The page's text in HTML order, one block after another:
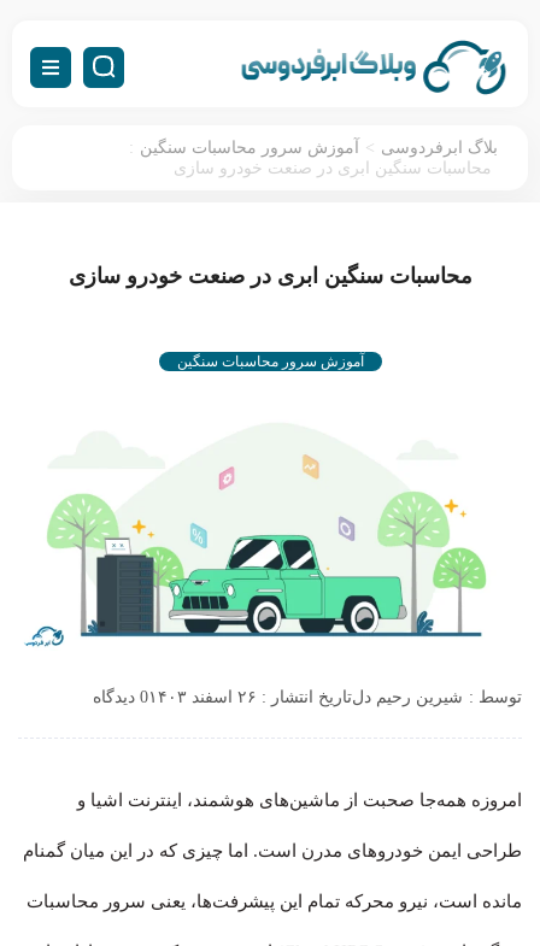
بلاگ ابرفردوسی > آموزش سرور محاسبات سنگین :
محاسبات سنگین ابری در صنعت خودرو سازی
محاسبات سنگین ابری در صنعت خودرو سازی
آموزش سرور محاسبات سنگین
توسط : شیرین رحیم دلتاریخ انتشار : ۲۶ اسفند ۱۴۰۳ 0 دیدگاه
امروزه همه‌جا صحبت از ماشین‌های هوشمند، اینترنت اشیا و
طراحی‌ ایمن خودروهای مدرن است. اما چیزی که در این میان گمنام
مانده است، نیرو محرکه تمام این پیشرفت‌ها، یعنی سرور محاسبات